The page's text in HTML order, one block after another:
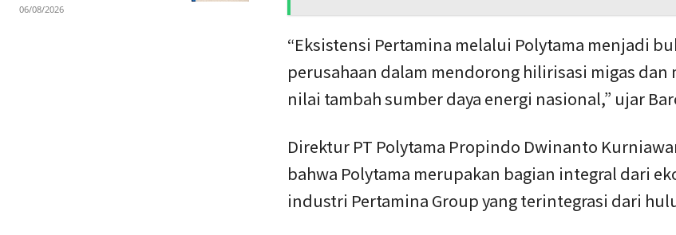
06/08/2026
“Eksistensi Pertamina melalui Polytama menjadi
perusahaan dalam mendorong hilirisasi migas dan
nilai tambah sumber daya energi nasional,” ujar
Direktur PT Polytama Propindo Dwinanto
bahwa Polytama merupakan bagian integral dari
industri Pertamina Group yang terintegrasi dari